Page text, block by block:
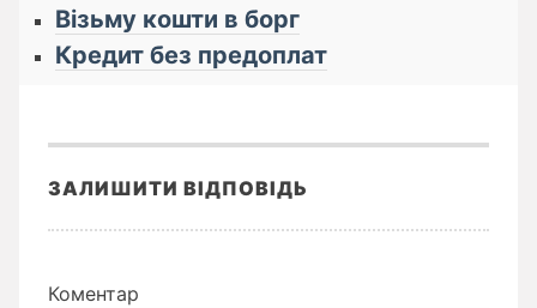
Візьму кошти в борг
Кредит без предоплат
ЗАЛИШИТИ ВІДПОВІДЬ
Коментар